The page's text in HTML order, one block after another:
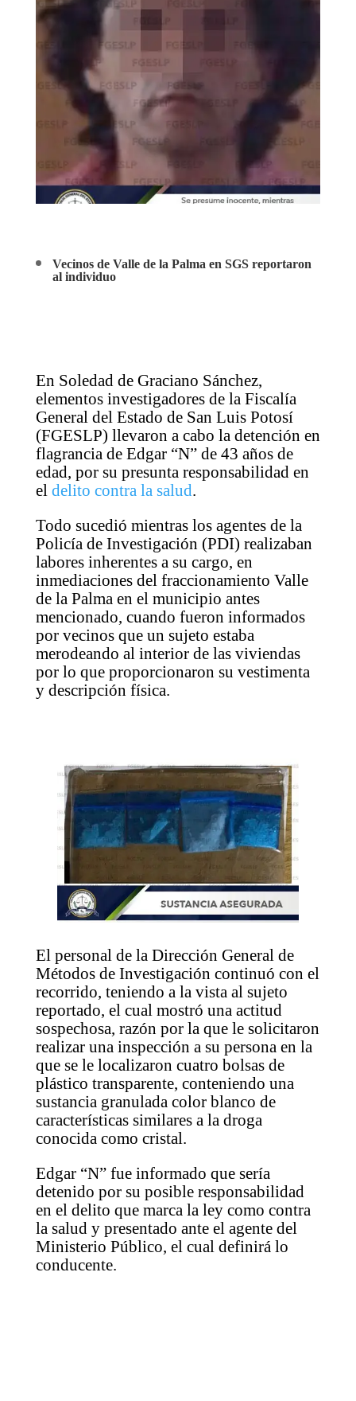
Vecinos de Valle de la Palma en SGS reportaron
al individuo
En Soledad de Graciano Sánchez,
elementos investigadores de la Fiscalía
General del Estado de San Luis Potosí
(FGESLP) llevaron a cabo la detención en
flagrancia de Edgar “N” de 43 años de
edad, por su presunta responsabilidad en
el delito contra la salud.
Todo sucedió mientras los agentes de la
Policía de Investigación (PDI) realizaban
labores inherentes a su cargo, en
inmediaciones del fraccionamiento Valle
de la Palma en el municipio antes
mencionado, cuando fueron informados
por vecinos que un sujeto estaba
merodeando al interior de las viviendas
por lo que proporcionaron su vestimenta
y descripción física.
El personal de la Dirección General de
Métodos de Investigación continuó con el
recorrido, teniendo a la vista al sujeto
reportado, el cual mostró una actitud
sospechosa, razón por la que le solicitaron
realizar una inspección a su persona en la
que se le localizaron cuatro bolsas de
plástico transparente, conteniendo una
sustancia granulada color blanco de
características similares a la droga
conocida como cristal.
Edgar “N” fue informado que sería
detenido por su posible responsabilidad
en el delito que marca la ley como contra
la salud y presentado ante el agente del
Ministerio Público, el cual definirá lo
conducente.